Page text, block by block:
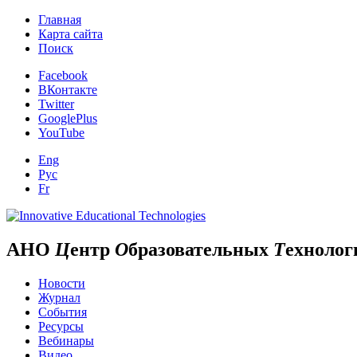
Главная
Карта сайта
Поиск
Facebook
ВКонтакте
Twitter
GooglePlus
YouTube
Eng
Рус
Fr
АНО Центр Образовательных Т
Новости
Журнал
События
Ресурсы
Вебинары